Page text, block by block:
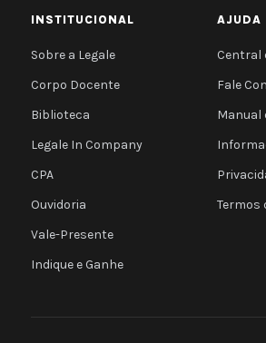
INSTITUCIONAL
Sobre a Legale
Corpo Docente
Biblioteca
Legale In Company
CPA
Ouvidoria
Vale-Presente
Indique e Ganhe
AJUDA
Central
Fale
Manual
Termos